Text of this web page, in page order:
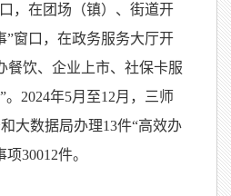
，在团场（镇）、街道开
”窗口，在政务服务大厅开
餐饮、企业上市、社保卡服
。2024年5月至12月，三师
大数据局办理13件“高效办
30012件。